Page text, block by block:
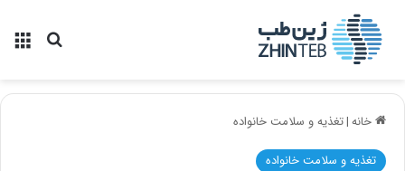
خانه|تغذیه و سلامت خانواده
تغذیه و سلامت خانواده